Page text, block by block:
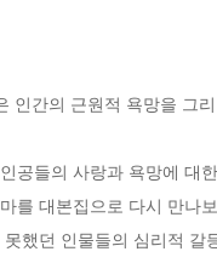
인간의 근원적 욕망을 그
공들의 사랑과 욕망에 대
를 대본집으로 다시 만
했던 인물들의 심리적